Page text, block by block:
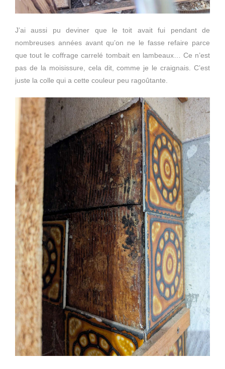
J’ai aussi pu deviner que le toit avait fui pendant de
nombreuses années avant qu’on ne le fasse refaire parce
que tout le coffrage carrelé tombait en lambeaux… Ce n’est
pas de la moisissure, cela dit, comme je le craignais. C’est
juste la colle qui a cette couleur peu ragoûtante.